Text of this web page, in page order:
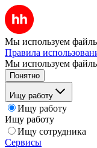
Мы используем файлы
Правила
Мы используем
Понятно
Ищу работу
Ищу работу
Ищу работу
Ищу сотрудника
Сервисы